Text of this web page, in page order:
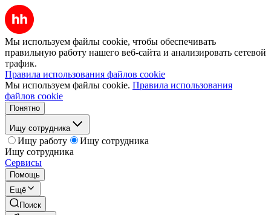
Мы используем файлы cookie, чтобы обеспечивать
правильную работу нашего веб-сайта и анализировать сетевой
трафик.
Правила использования файлов cookie
Мы используем файлы cookie. Правила использования
файлов cookie
Понятно
Ищу сотрудника
Ищу работу
Ищу сотрудника
Ищу сотрудника
Сервисы
Помощь
Ещё
Поиск